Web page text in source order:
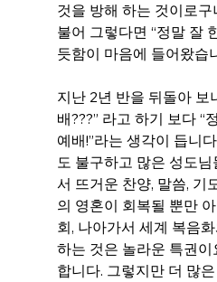
것을 방해 하는 것이로
불어 그렇다면 “정말 잘
듯함이 마음에 들어왔습
지난 2년 반을 뒤돌아 보
배???” 라고 하기 보다 “
예배!”라는 생각이 듭니
도 불구하고 많은 성도
서 뜨거운 찬양, 말씀, 기
의 영혼이 회복될 뿐만
회, 나아가서 세계 복음
하는 것은 놀라운 특권
합니다. 그렇지만 더 많